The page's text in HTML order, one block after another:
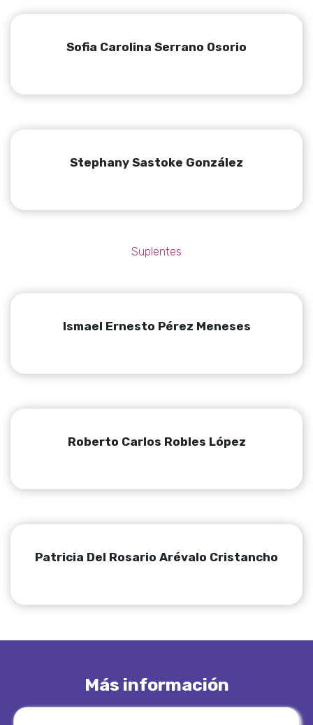
Sofia Carolina Serrano Osorio
Stephany Sastoke González
Suplentes
Ismael Ernesto Pérez Meneses
Roberto Carlos Robles López
Patricia Del Rosario Arévalo Cristancho
Más información